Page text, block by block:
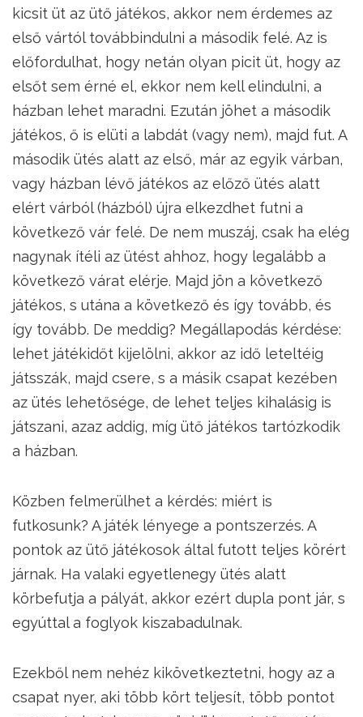
kicsit üt az ütő játékos, akkor nem érdemes az
első vártól továbbindulni a második felé. Az is
előfordulhat, hogy netán olyan picit üt, hogy az
elsőt sem érné el, ekkor nem kell elindulni, a
házban lehet maradni. Ezután jöhet a második
játékos, ő is elüti a labdát (vagy nem), majd fut. A
második ütés alatt az első, már az egyik várban,
vagy házban lévő játékos az előző ütés alatt
elért várból (házból) újra elkezdhet futni a
következő vár felé. De nem muszáj, csak ha elég
nagynak ítéli az ütést ahhoz, hogy legalább a
következő várat elérje. Majd jön a következő
játékos, s utána a következő és így tovább, és
így tovább. De meddig? Megállapodás kérdése:
lehet játékidőt kijelölni, akkor az idő leteltéig
játsszák, majd csere, s a másik csapat kezében
az ütés lehetősége, de lehet teljes kihalásig is
játszani, azaz addig, míg ütő játékos tartózkodik
a házban.
Közben felmerülhet a kérdés: miért is
futkosunk? A játék lényege a pontszerzés. A
pontok az ütő játékosok által futott teljes körért
járnak. Ha valaki egyetlenegy ütés alatt
körbefutja a pályát, akkor ezért dupla pont jár, s
egyúttal a foglyok kiszabadulnak.
Ezekből nem nehéz kikövetkeztetni, hogy az a
csapat nyer, aki több kört teljesít, több pontot